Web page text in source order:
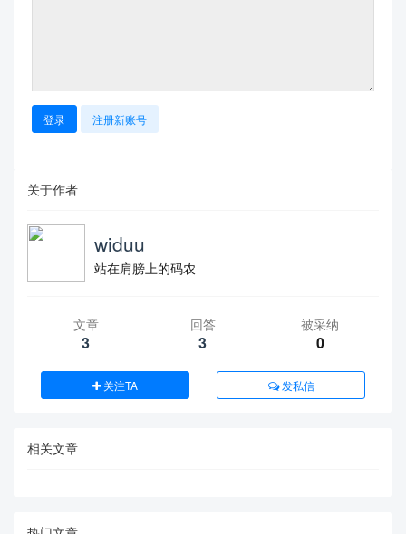
登录 注册新账号
关于作者
widuu
站在肩膀上的码农
文章
3
回答
3
被采纳
0
关注TA 发私信
相关文章